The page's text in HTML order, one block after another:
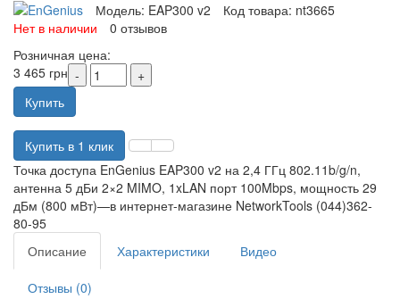
Модель: EAP300 v2 Код товара: nt3665
Нет в наличии
0 отзывов
Розничная цена:
3 465 грн
Купить
Купить в 1 клик
Точка доступа EnGenius EAP300 v2 на 2,4 ГГц 802.11b/g/n,
антенна 5 дБи 2×2 MIMO, 1xLAN порт 100Mbps, мощность 29
дБм (800 мВт)—в интернет-магазине NetworkTools (044)362-
80-95
Описание
Характеристики Видео
Отзывы (0)